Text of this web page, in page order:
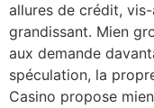
allures de crédit,
grandissant. Mien
aux demande
spéculation, la
Casino propose